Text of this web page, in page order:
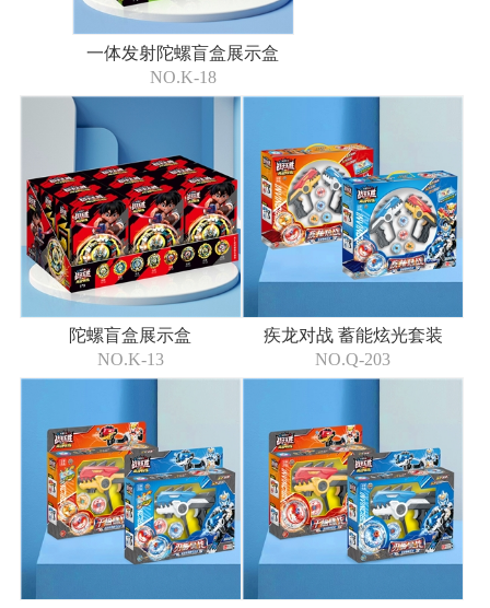
一体发射陀螺盲盒展示盒
NO.K-18
陀螺盲盒展示盒
NO.K-13
疾龙对战 蓄能炫光套装
NO.Q-203